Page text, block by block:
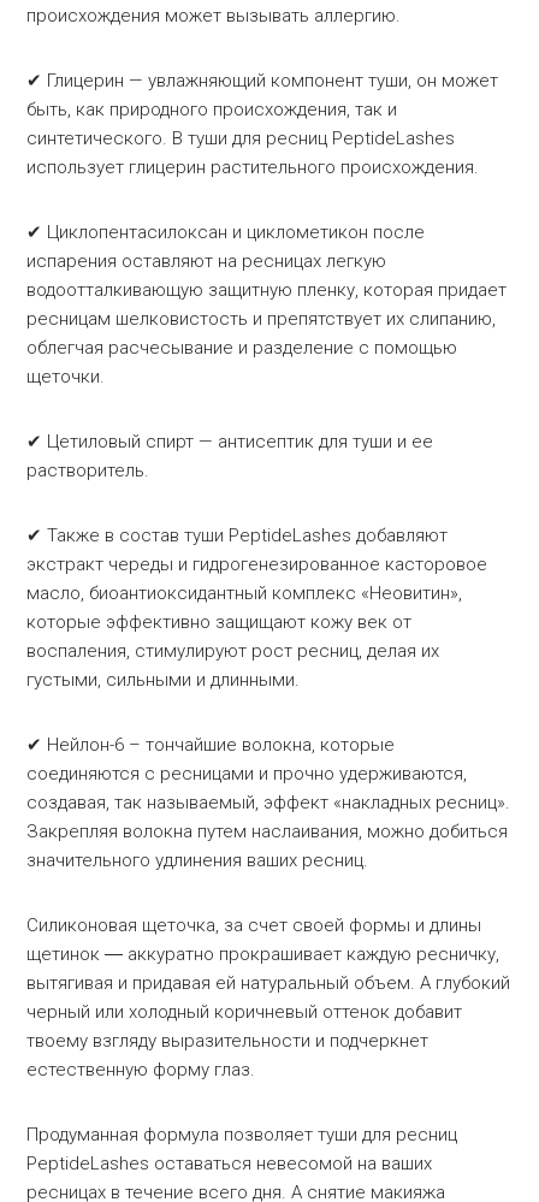
происхождения может вызывать аллергию.
✔ Глицерин — увлажняющий компонент туши, он может
быть, как природного происхождения, так и
синтетического. В туши для ресниц PeptideLashes
использует глицерин растительного происхождения.
✔ Циклопентасилоксан и циклометикон после
испарения оставляют на ресницах легкую
водоотталкивающую защитную пленку, которая придает
ресницам шелковистость и препятствует их слипанию,
облегчая расчесывание и разделение с помощью
щеточки.
✔ Цетиловый спирт — антисептик для туши и ее
растворитель.
✔ Также в состав туши PeptideLashes добавляют
экстракт череды и гидрогенезированное касторовое
масло, биоантиоксидантный комплекс «Неовитин»,
которые эффективно защищают кожу век от
воспаления, стимулируют рост ресниц, делая их
густыми, сильными и длинными.
✔ Нейлон-6 – тончайшие волокна, которые
соединяются с ресницами и прочно удерживаются,
создавая, так называемый, эффект «накладных ресниц».
Закрепляя волокна путем наслаивания, можно добиться
значительного удлинения ваших ресниц.
Силиконовая щеточка, за счет своей формы и длины
щетинок ― аккуратно прокрашивает каждую ресничку,
вытягивая и придавая ей натуральный объем. А глубокий
черный или холодный коричневый оттенок добавит
твоему взгляду выразительности и подчеркнет
естественную форму глаз.
Продуманная формула позволяет туши для ресниц
PeptideLashes оставаться невесомой на ваших
ресницах в течение всего дня. А снятие макияжа